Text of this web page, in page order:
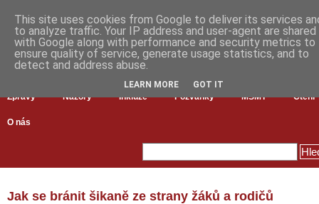
Zprávy Názory Inkluze Pozvánky MŠMT Čtení
O nás
Jak se bránit šikaně ze strany žáků a rodičů
This site uses cookies from Google to deliver its services
to analyze traffic. Your IP address and user-agent are shared
with Google along with performance and security metrics to
ensure quality of service, generate usage statistics, and to
detect and address abuse.
LEARN MORE GOT IT